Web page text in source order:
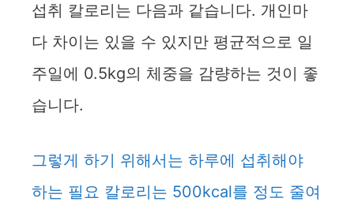
e
o
섭취 칼로리는 다음과 같습니다. 개인마
다 차이는 있을 수 있지만 평균적으로 일
주일에 0.5kg의 체중을 감량하는 것이 좋
습니다.
그렇게 하기 위해서는 하루에 섭취해야
하는 필요 칼로리는 500kcal를 정도 줄여